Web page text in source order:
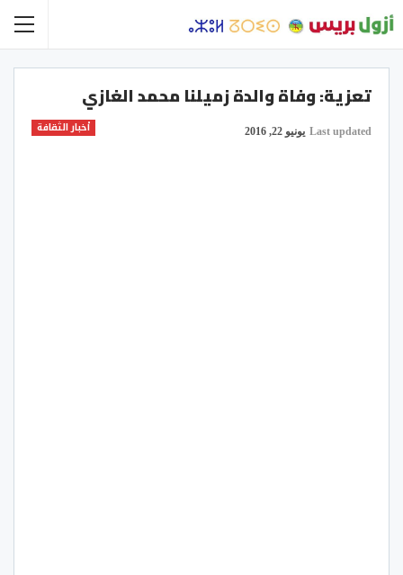
تعزية: وفاة والدة زميلنا محمد الغازي
أخبار الثقافة Last updated يونيو 22, 2016